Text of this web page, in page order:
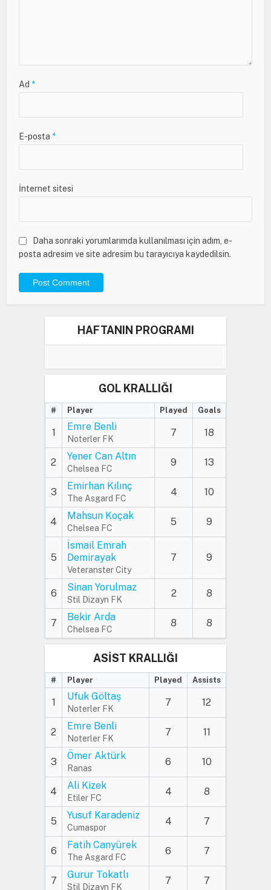
Ad *
E-posta *
İnternet sitesi
Daha sonraki yorumlarımda kullanılması için adım, e-
posta adresim ve site adresim bu tarayıcıya kaydedilsin.
HAFTANIN PROGRAMI
GOL KRALLIĞI
# Player Played Goals
1
Emre Benli
Noterler FK
7 18
2
Yener Can Altın
Chelsea FC
9 13
3
Emirhan Kılınç
The Asgard FC
4 10
4
Mahsun Koçak
Chelsea FC
5 9
5
İsmail Emrah
Demirayak
Veteranster City
7 9
6
Sinan Yorulmaz
Stil Dizayn FK
2 8
7
Bekir Arda
Chelsea FC
8 8
ASİST KRALLIĞI
# Player Played Assists
1
Ufuk Göltaş
Noterler FK
7 12
2
Emre Benli
Noterler FK
7 11
3
Ömer Aktürk
Ranas
6 10
4
Ali Kizek
Etiler FC
4 8
5
Yusuf Karadeniz
Cumaspor
4 7
6
Fatih Canyürek
The Asgard FC
6 7
7
Gurur Tokatlı
Stil Dizayn FK
7 7